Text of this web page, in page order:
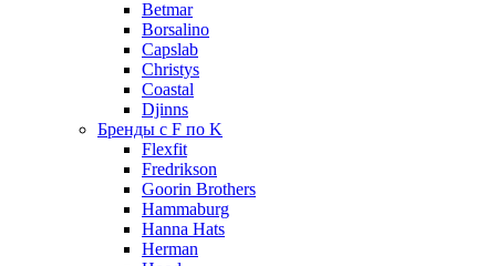
Betmar
Borsalino
Capslab
Christys
Coastal
Djinns
Бренды с F по K
Flexfit
Fredrikson
Goorin Brothers
Hammaburg
Hanna Hats
Herman